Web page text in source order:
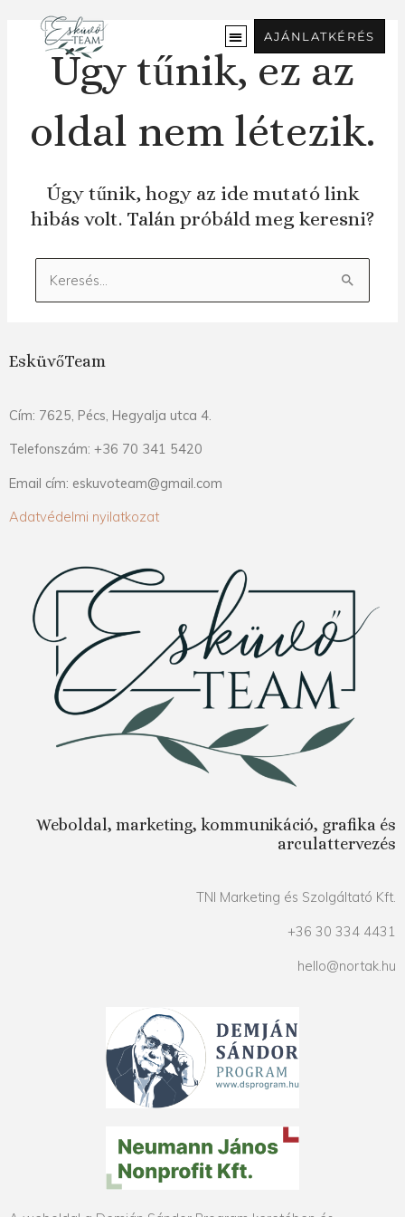
tartalomra
AJÁNLATKÉRÉS
Úgy tűnik, ez az
oldal nem létezik.
Úgy tűnik, hogy az ide mutató link
hibás volt. Talán próbáld meg keresni?
Keresés:
EsküvőTeam
Cím: 7625, Pécs, Hegyalja utca 4.
Telefonszám: +36 70 341 5420
Email cím: eskuvoteam@gmail.com
Adatvédelmi nyilatkozat
Weboldal, marketing, kommunikáció, grafika és
arculattervezés
TNI Marketing és Szolgáltató Kft.
+36 30 334 4431
hello@nortak.hu